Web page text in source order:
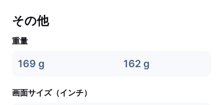
その他
重量
169 g 162 g
画面サイズ（インチ）